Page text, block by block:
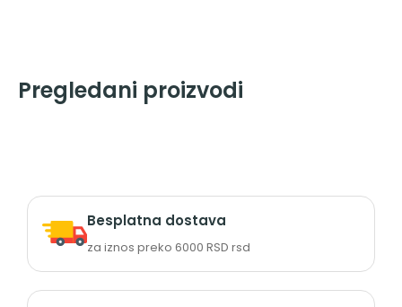
Pregledani proizvodi
Besplatna dostava
za iznos preko 6000 RSD rsd